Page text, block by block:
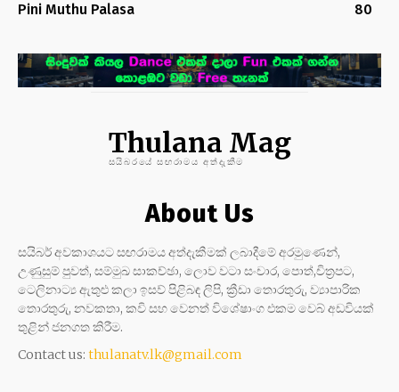
Pini Muthu Palasa
80
Thulana Mag
සයිබරයේ සඟරාමය අත්දැකීම
About Us
සයිබර් අවකාශයට සඟරාමය අත්දැකීමක් ලබාදීමේ අරමුණෙන්,
උණුසුම් පුවත්, සම්මුඛ සාකච්ඡා, ලොව වටා සංචාර, පොත්,චිත්‍රපට,
ටෙලිනාට්‍ය ඇතුළු කලා ඉසව් පිළිබඳ ලිපි, ක්‍රීඩා තොරතුරු, ව්‍යාපාරික
තොරතුරු, නවකතා, කවි සහ වෙනත් විශේෂාංග එකම වෙබ් අඩවියක්
තුළින් ජනගත කිරීම.
Contact us: thulanatv.lk@gmail.com